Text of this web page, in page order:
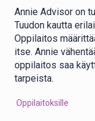
Annie Advisor on
Tuudon kautta
Oppilaitos
itse. Annie
oppilaitos saa
tarpeista.
Oppilaitoksille